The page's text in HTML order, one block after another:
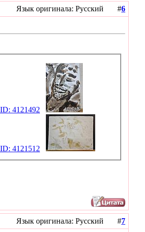
Язык оригинала: Русский #6
Язык оригинала: Русский #7